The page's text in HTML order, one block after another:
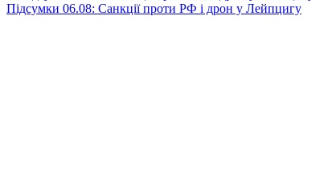
Підсумки 06.08: Санкції проти РФ і дрон у Лейпцигу